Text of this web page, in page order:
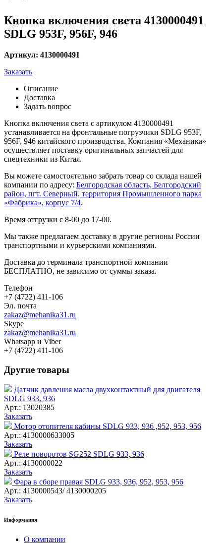
Кнопка включения света 4130000491
SDLG 953F, 956F, 946
Артикул: 4130000491
Заказать
Описание
Доставка
Задать вопрос
Кнопка включения света с артикулом 4130000491
устанавливается на фронтальные погрузчики SDLG 953F,
956F, 946 китайского производства. Компания «Механика»
осуществляет поставку оригинальных запчастей для
спецтехники из Китая.
Вы можете самостоятельно забрать товар со склада нашей
компании по адресу: Белгородская область, Белгородский
район, пгт. Северный, территория Промышленного парка
«Фабрика», корпус 7/4.
Время отгрузки с 8-00 до 17-00.
Мы также предлагаем доставку в другие регионы России
транспортными и курьерскими компаниями.
Доставка до терминала транспортной компании
БЕСПЛАТНО, не зависимо от суммы заказа.
Телефон
+7 (4722) 411-106
Эл. почта
zakaz@mehanika31.ru
Skype
zakaz@mehanika31.ru
Whatsapp и Viber
+7 (4722) 411-106
Другие товары
Датчик давления масла двухконтактный для двигателя
SDLG 933, 936
Арт.: 13020385
Заказать
Мотор отопителя кабины SDLG 933, 936 ,952, 953, 956
Арт.: 4130000633005
Заказать
Реле поворотов SG252 SDLG 933, 936
Арт.: 4130000022
Заказать
Фара в сборе правая SDLG 933, 936, 952, 953, 956
Арт.: 4130000543/ 4130000205
Заказать
Информация
О компании